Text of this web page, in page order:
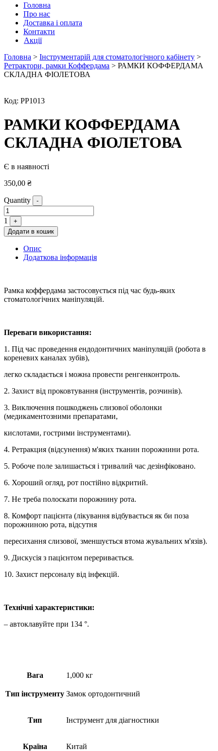
Головна
Про нас
Доставка і оплата
Контакти
Акції
Головна > Інструментарій для стоматологічного кабінету >
Ретрактори, рамки Коффердама > РАМКИ КОФФЕРДАМА
СКЛАДНА ФІОЛЕТОВА
Код: РР1013
РАМКИ КОФФЕРДАМА
СКЛАДНА ФІОЛЕТОВА
Є в наявності
350,00 ₴
Quantity -
1
+
Додати в кошик
Опис
Додаткова інформація
Рамка коффердама застосовується під час будь-яких
стоматологічних маніпуляцій.
Переваги використання:
1. Під час проведення ендодонтичних маніпуляцій (робота в
кореневих каналах зубів),
легко складається і можна провести ренгенконтроль.
2. Захист від проковтування (інструментів, розчинів).
3. Виключення пошкоджень слизової оболонки
(медикаментозними препаратами,
кислотами, гострими інструментами).
4. Ретракция (відсунення) м'яких тканин порожнини рота.
5. Робоче поле залишається і тривалий час дезінфіковано.
6. Хороший огляд, рот постійно відкритий.
7. Не треба полоскати порожнину рота.
8. Комфорт пацієнта (лікування відбувається як би поза
порожниною рота, відсутня
пересихання слизової, зменшується втома жувальних м'язів).
9. Дискусія з пацієнтом переривається.
10. Захист персоналу від інфекцій.
Технічні характеристики:
– автоклавуйте при 134 °.
Вага 1,000 кг
Тип інструменту Замок ортодонтичний
Тип Інструмент для діагностики
Країна Китай